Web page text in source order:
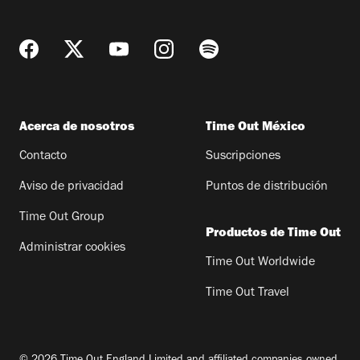
Acerca de nosotros
Contacto
Aviso de privacidad
Time Out Group
Administrar cookies
Time Out México
Suscripciones
Puntos de distribución
Productos de Time Out
Time Out Worldwide
Time Out Travel